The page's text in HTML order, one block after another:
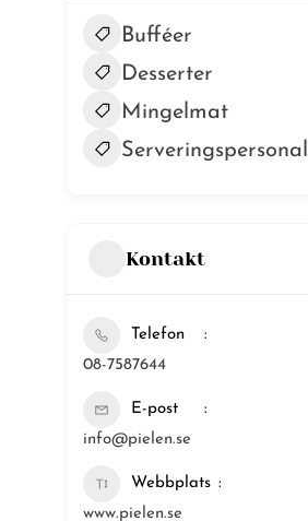
Bufféer
Desserter
Mingelmat
Serveringspersonal
Kontakt
Telefon
08-7587644
E-post
info@pielen.se
Webbplats
www.pielen.se